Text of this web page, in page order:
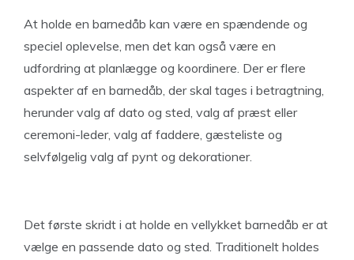
At holde en barnedåb kan være en spændende og
speciel oplevelse, men det kan også være en
udfordring at planlægge og koordinere. Der er flere
aspekter af en barnedåb, der skal tages i betragtning,
herunder valg af dato og sted, valg af præst eller
ceremoni-leder, valg af faddere, gæsteliste og
selvfølgelig valg af pynt og dekorationer.
Det første skridt i at holde en vellykket barnedåb er at
vælge en passende dato og sted. Traditionelt holdes